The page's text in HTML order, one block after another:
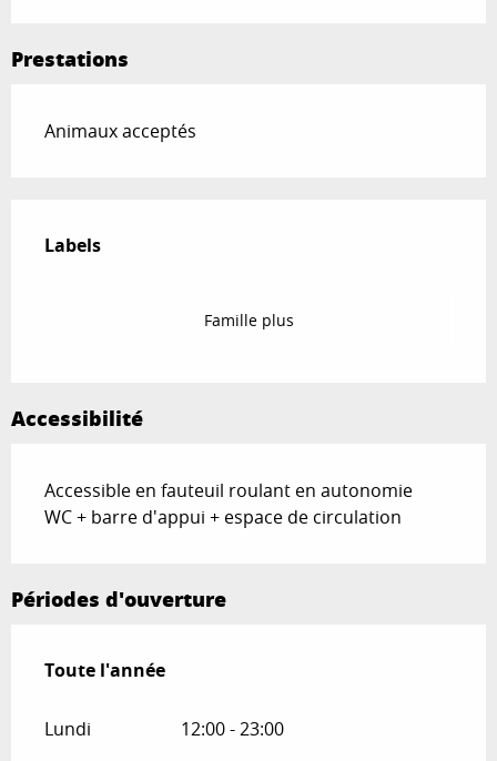
Prestations
Animaux acceptés
Labels
Labels
Famille plus
Accessibilité
Accessible en fauteuil roulant en autonomie
WC + barre d'appui + espace de circulation
Périodes d'ouverture
Toute l'année
Toute l'année
Lundi 12:00 - 23:00